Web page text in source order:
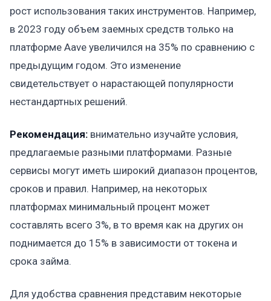
рост использования таких инструментов. Например,
в 2023 году объем заемных средств только на
платформе Aave увеличился на 35% по сравнению с
предыдущим годом. Это изменение
свидетельствует о нарастающей популярности
нестандартных решений.
Рекомендация: внимательно изучайте условия,
предлагаемые разными платформами. Разные
сервисы могут иметь широкий диапазон процентов,
сроков и правил. Например, на некоторых
платформах минимальный процент может
составлять всего 3%, в то время как на других он
поднимается до 15% в зависимости от токена и
срока займа.
Для удобства сравнения представим некоторые